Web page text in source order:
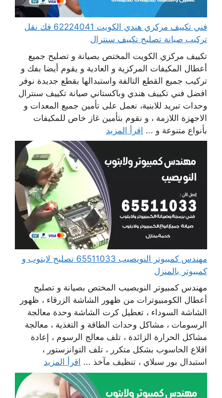
فني تكييف مركزي هندي الكويت 62224041 فك نقل
تركيب صيانة تصليح تكييف سنترال
تكييف مركزي الكويت المختص بصيانة و تصليح جميع
أعطال المكيفات المركزية و العادية و يقوم أيضا بفك و
تركيب جميع القطع التالفة واستبدالها بقطع جديدة نوفر
افضل فني تكييف هندي وباكستاني صيانة تكييف سنترال
وحدات تبريد للابنية، نعمل على تأمين جميع المعدات و
الاجهزة اللازمة ، و نقوم بتأمين غاز خاص للمكيفات
بأنواع متنوعة و ... اقرأ المزيد
مهندس كمبيوتر النويصيب 65511033 تصليح لابتوب و
كمبيوتر بالمنزل
مهندس كمبيوتر النويصيب المختص بصيانة و تصليح
أعطال الكومبيوترات من ظهور الشاشة الزرقاء ، ظهور
الشاشة السوداء ، تعطيل كرت الشاشة وحدة معالجة
الرسومات ، مشاكل وحدات الطاقة و التغذية ، معالجة
مشاكل الحرارة الزائدة ، تلف معالج الرسوم ، إعادة
اقلاع الحاسوب بشكل متكرر ، تلف التوانزستور ،
استبدال بور سبلاي ، تنظيف مآخذ ... اقرأ المزيد